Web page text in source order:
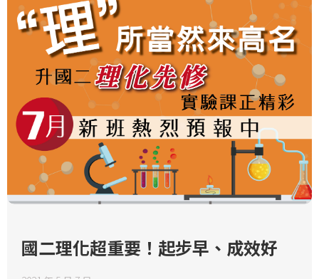
國二理化超重要！起步早、成效好